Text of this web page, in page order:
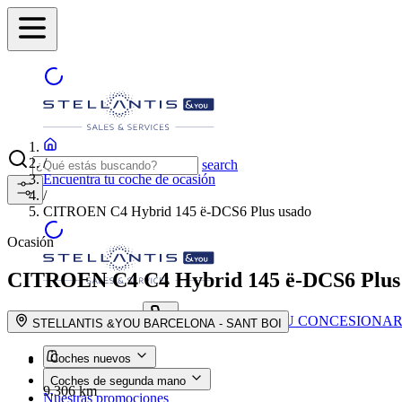
search
search button - icon ENCUENTRA TU
Coches nuevos
Coches de segunda mano
Nuestras promociones
/
Encuentra tu coche de ocasión
/
CITROEN C4 Hybrid 145 ë-DCS6 Plus usado
Ocasión
CITROEN C4C4 Hybrid 145 ë-DCS6 Plus
STELLANTIS &YOU BARCELONA - SANT BOI
9.306 km